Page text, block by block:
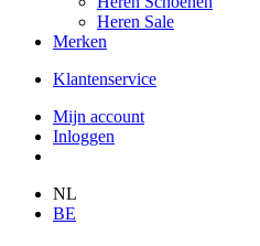
Heren Sale
Merken
Klantenservice
Mijn account
Inloggen
NL
BE